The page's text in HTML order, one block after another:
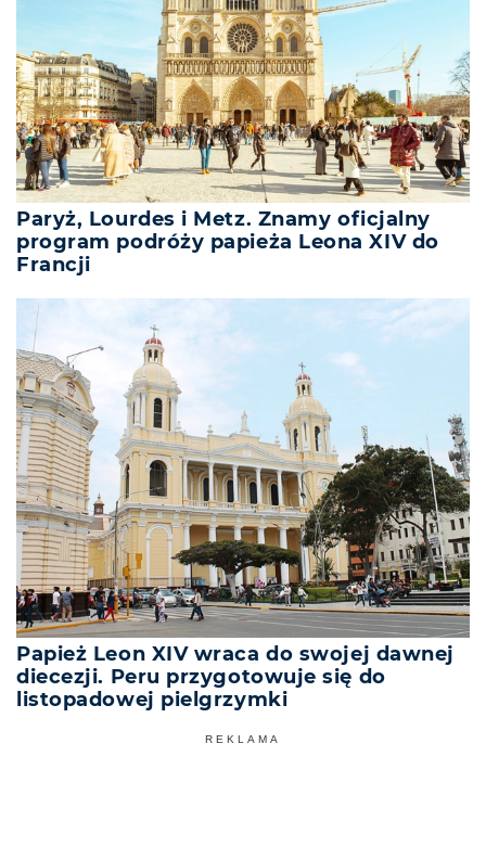
Paryż, Lourdes i Metz. Znamy oficjalny
program podróży papieża Leona XIV do
Francji
Papież Leon XIV wraca do swojej dawnej
diecezji. Peru przygotowuje się do
listopadowej pielgrzymki
REKLAMA